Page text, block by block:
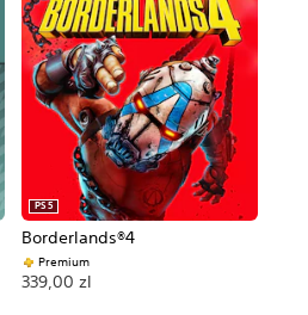
Borderlands®4
PS5
Premium
339,00 zl